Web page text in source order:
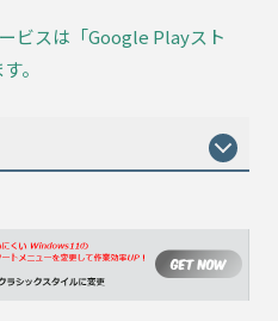
ビスは「Google Playスト
。